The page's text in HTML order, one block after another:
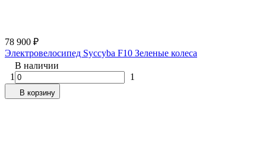
78 900 ₽
Электровелосипед Syccyba F10 Зеленые колеса
В наличии
1
1
В корзину